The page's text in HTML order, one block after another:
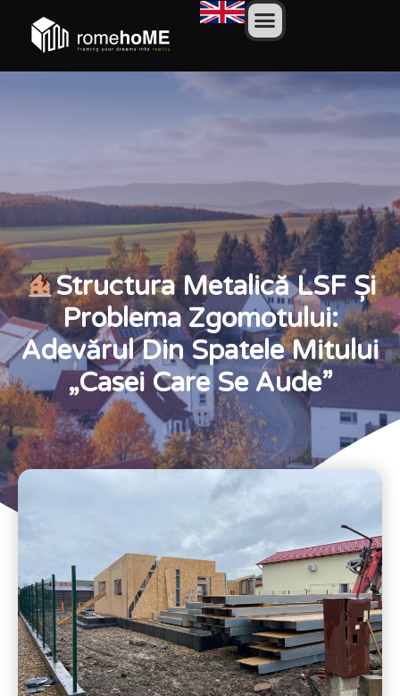
Structura Metalică LSF Și
Problema Zgomotului:
Adevărul Din Spatele Mitului
„casei Care Se Aude”